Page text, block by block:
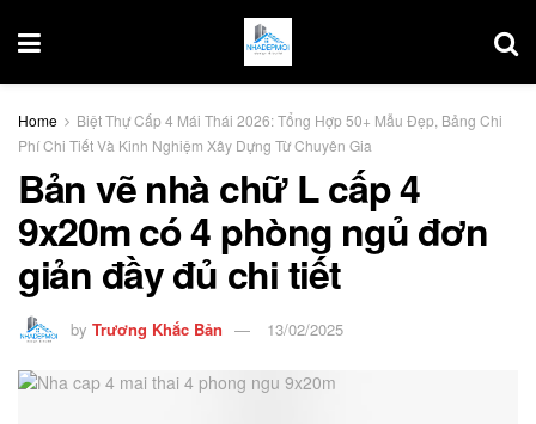
Home
Biệt Thự Cấp 4 Mái Thái 2026: Tổng Hợp 50+ Mẫu Đẹp, Bảng Chi
Phí Chi Tiết Và Kinh Nghiệm Xây Dựng Từ Chuyên Gia
Bản vẽ nhà chữ L cấp 4
9x20m có 4 phòng ngủ đơn
giản đầy đủ chi tiết
by Trương Khắc Bản 13/02/2025